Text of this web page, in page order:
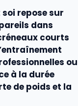
soi repose sur
dans
courts
entraînement
ou
à la durée
de poids et la